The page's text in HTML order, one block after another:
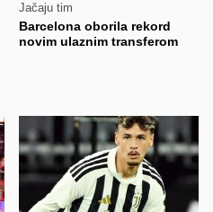
Jačaju tim
Barcelona oborila rekord
novim ulaznim transferom